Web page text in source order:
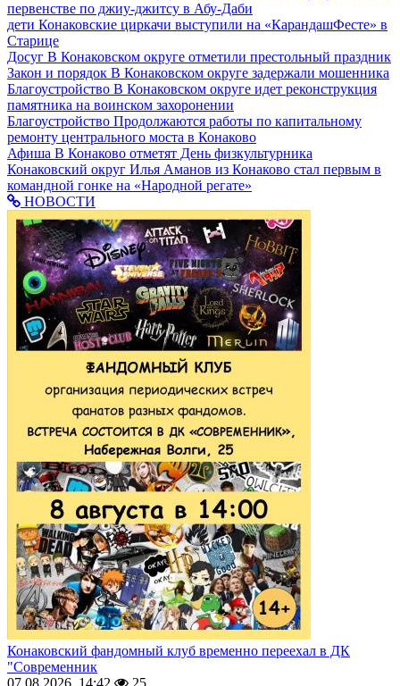
первенстве по джиу-джитсу в Абу-Даби
дети Конаковские циркачи выступили на «КарандашФесте» в
Старице
Досуг В Конаковском округе отметили престольный праздник
Закон и порядок В Конаковском округе задержали мошенника
Благоустройство В Конаковском округе идет реконструкция
памятника на воинском захоронении
Благоустройство Продолжаются работы по капитальному
ремонту центрального моста в Конаково
Афиша В Конаково отметят День физкультурника
Конаковский округ Илья Аманов из Конаково стал первым в
командной гонке на «Народной регате»
НОВОСТИ
Конаковский фандомный клуб временно переехал в ДК
"Современник
07.08.2026, 14:42
25